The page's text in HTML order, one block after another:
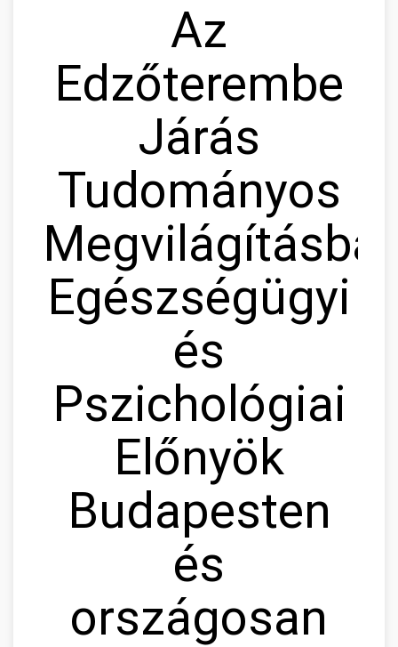
Az
Edzőterembe
Járás
Tudományos
Egészségügyi
és
Pszichológiai
Előnyök
Budapesten
és
országosan